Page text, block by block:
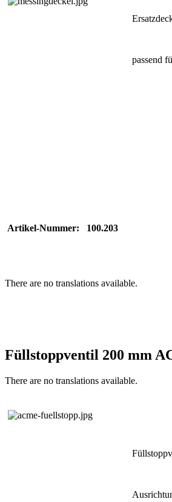
passend
Artikel-Nummer: 100.203
There are no translations available.
Füllstoppventil 200 mm
There are no translations available.